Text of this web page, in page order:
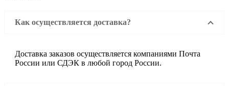
Как осуществляется доставка?
Доставка заказов осуществляется компаниями Почта
России или СДЭК в любой город России.